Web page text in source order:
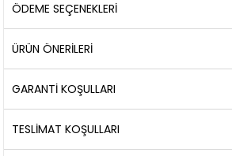
ÖDEME SEÇENEKLERI
ÜRÜN ÖNERILERI
GARANTİ KOŞULLARI
TESLİMAT KOŞULLARI